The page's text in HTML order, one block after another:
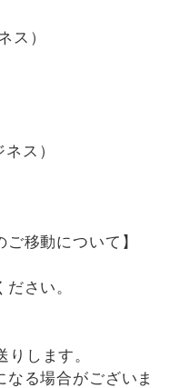
ス）
ス）
移動について】
さい。
します。
る場合がございま